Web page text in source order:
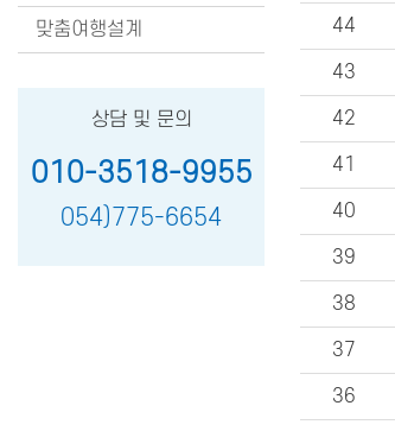
맞춤여행설계
상담 및 문의
010-3518-9955
054)775-6654
44
43
42
41
40
39
38
37
36